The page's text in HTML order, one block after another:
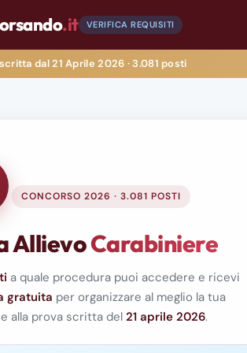
.it VERIFICA REQUISITI
dal21 Aprile 2026 · 3.081 posti
CONCORSO 2026 · 3.081 POSTI
AllievoCarabiniere
a quale procedura puoi accedere e ricevi
gratuita per organizzare al meglio la tua
alla prova scritta del21 aprile 2026.